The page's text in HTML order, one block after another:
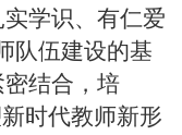
学识、有仁爱
队伍建设的基
结合，培
时代教师新形